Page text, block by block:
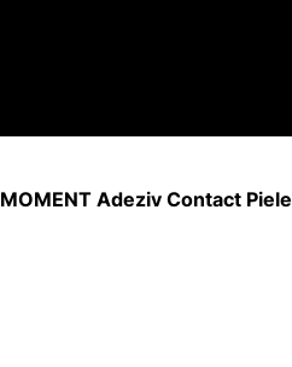
MOMENT Adeziv Contact Piele